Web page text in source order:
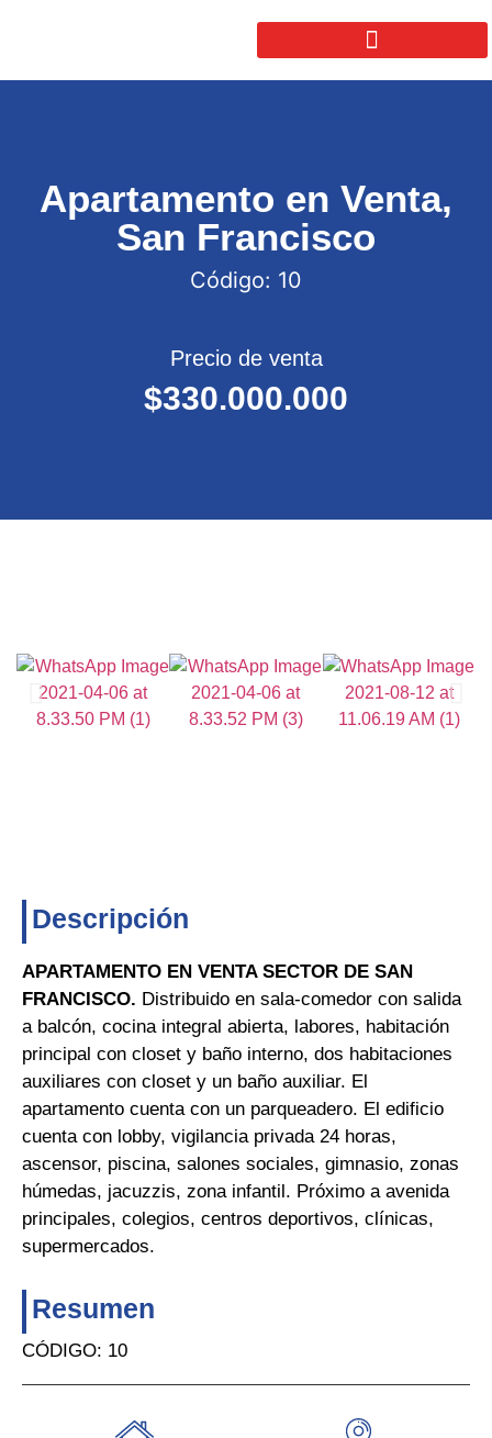
Apartamento en Venta,
San Francisco
Código: 10
Precio de venta
$330.000.000
Descripción
APARTAMENTO EN VENTA SECTOR DE SAN
FRANCISCO. Distribuido en sala-comedor con salida
a balcón, cocina integral abierta, labores, habitación
principal con closet y baño interno, dos habitaciones
auxiliares con closet y un baño auxiliar. El
apartamento cuenta con un parqueadero. El edificio
cuenta con lobby, vigilancia privada 24 horas,
ascensor, piscina, salones sociales, gimnasio, zonas
húmedas, jacuzzis, zona infantil. Próximo a avenida
principales, colegios, centros deportivos, clínicas,
supermercados.
Resumen
CÓDIGO: 10